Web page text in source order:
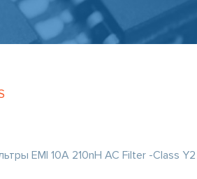
EMI 10A 210nH AC Filter -Class Y2